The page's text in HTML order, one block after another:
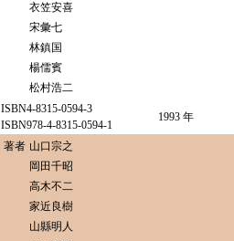
衣笠安喜
宋彙七
林鎮国
楊儒賓
松村浩二
ISBN4-8315-0594-3
ISBN978-4-8315-0594-1
1993 年
著者 山口宗之
岡田千昭
高木不二
家近良樹
山縣明人